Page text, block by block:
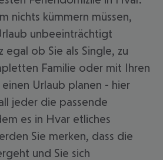
nichts kümmern müssen,
unbeeinträchtigt
egal ob Sie als Single, zu
Familie oder mit Ihren
Urlaub planen - hier
jeder die passende
es in Hvar etliches
Sie merken, dass die
und Sie sich